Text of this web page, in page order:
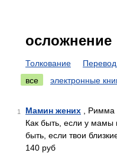
осложнение
Толкование Перевод
все
электронные
1 Мамин жених , Римма
Как быть, если у мамы
быть, если твои
140 руб